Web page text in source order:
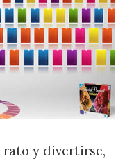
rato y divertirse,